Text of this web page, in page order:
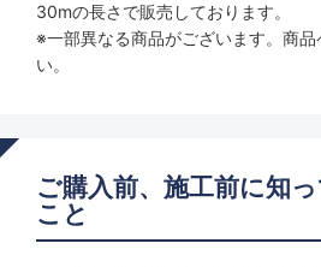
30mの長さで販売しております。
※一部異なる商品がございます。商品
い。
ご購入前、施工前に知
こと